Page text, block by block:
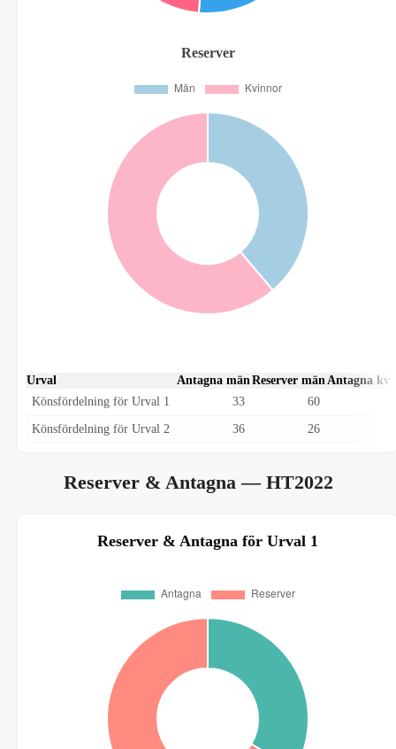
Reserver
Urval Antagna mänReserver mänAntagna
Könsfördelning för Urval 1
33 60
Könsfördelning för Urval 2 36 26
Reserver & Antagna— HT2022
Reserver & Antagna för Urval 1